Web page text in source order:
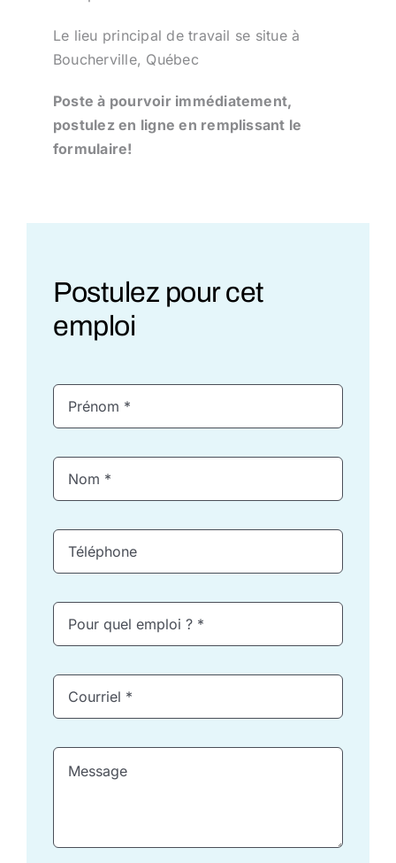
Le lieu principal de travail se situe à
Boucherville, Québec
Poste à pourvoir immédiatement,
postulez en ligne en remplissant le
formulaire!
Postulez pour cet
emploi